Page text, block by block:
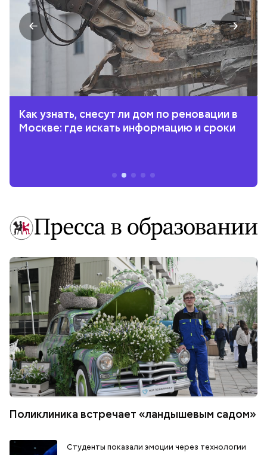
Как узнать, снесут ли дом по реновации в
Москве: где искать информацию и сроки
Поликлиника встречает «ландышевым садом»
Студенты показали эмоции через технологии